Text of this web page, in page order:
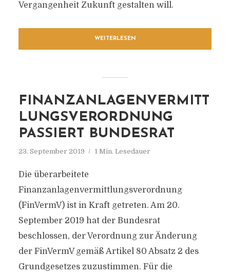
Vergangenheit Zukunft gestalten will.
WEITERLESEN
FINANZANLAGENVERMITT
LUNGSVERORDNUNG
PASSIERT BUNDESRAT
23. September 2019 1 Min. Lesedauer
Die überarbeitete
Finanzanlagenvermittlungsverordnung
(FinVermV) ist in Kraft getreten. Am 20.
September 2019 hat der Bundesrat
beschlossen, der Verordnung zur Änderung
der FinVermV gemäß Artikel 80 Absatz 2 des
Grundgesetzes zuzustimmen. Für die